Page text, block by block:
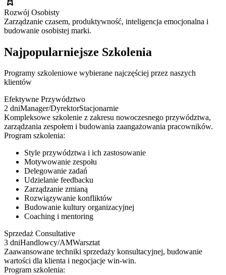
Rozwój Osobisty
Zarządzanie czasem, produktywność, inteligencja emocjonalna i
budowanie osobistej marki.
Najpopularniejsze Szkolenia
Programy szkoleniowe wybierane najczęściej przez naszych
klientów
Efektywne Przywództwo
2 dniManager/DyrektorStacjonarnie
Kompleksowe szkolenie z zakresu nowoczesnego przywództwa,
zarządzania zespołem i budowania zaangażowania pracowników.
Program szkolenia:
Style przywództwa i ich zastosowanie
Motywowanie zespołu
Delegowanie zadań
Udzielanie feedbacku
Zarządzanie zmianą
Rozwiązywanie konfliktów
Budowanie kultury organizacyjnej
Coaching i mentoring
Sprzedaż Consultative
3 dniHandlowcy/AMWarsztat
Zaawansowane techniki sprzedaży konsultacyjnej, budowanie
wartości dla klienta i negocjacje win-win.
Program szkolenia: